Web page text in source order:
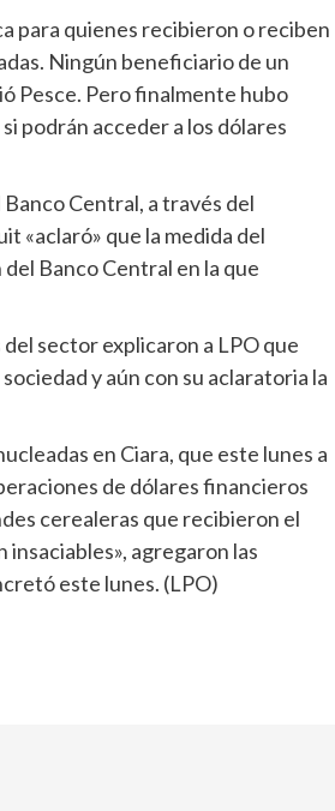
para quienes recibieron o reciben
Ningún beneficiario de un
Pesce. Pero finalmente hubo
podrán acceder a los dólares
Central, a través del
«aclaró» que la medida del
Banco Central en la que
sector explicaron a LPO que
y aún con su aclaratoria la
en Ciara, que este lunes a
de dólares financieros
cerealeras que recibieron el
insaciables», agregaron las
este lunes. (LPO)